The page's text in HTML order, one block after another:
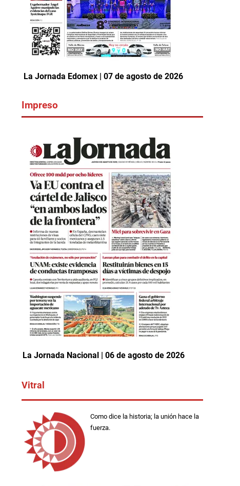
La Jornada Edomex | 07 de agosto de 2026
Impreso
La Jornada Nacional | 06 de agosto de 2026
Vitral
Como dice la historia; la unión hace la
fuerza.